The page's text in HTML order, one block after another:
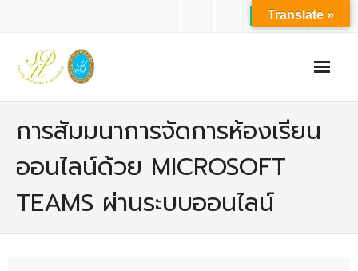
- ปรัชญาการจัดการศึกษา มหาวิทยาลัยสวนดุสิต
- ปรัชญา วิสัยทัศน์ พันธกิจ ของคณะ
การสัมมนาการจัดการห้องเรียน
ออนไลน์ด้วย MICROSOFT
TEAMS ผ่านระบบออนไลน์
Translate »